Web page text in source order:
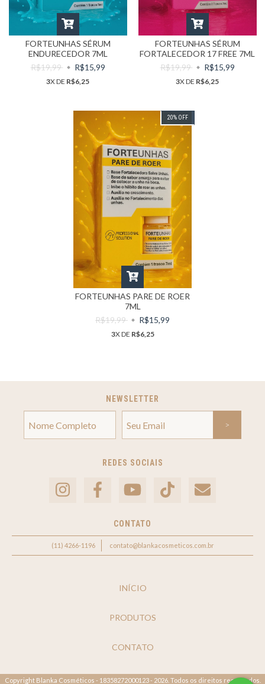
FORTEUNHAS SÉRUM
ENDURECEDOR 7ML
R$19,99
R$15,99
3X DE R$6,25
FORTEUNHAS SÉRUM
FORTALECEDOR 17 FREE 7ML
R$19,99
R$15,99
3X DE R$6,25
20% OFF
FORTEUNHAS PARE DE ROER
7ML
R$19,99
R$15,99
3X DE R$6,25
NEWSLETTER
REDES SOCIAIS
CONTATO
(11) 4266-1196 contato@blankacosmeticos.com.br
INÍCIO
PRODUTOS
CONTATO
Copyright Blanka Cosméticos - 18358272000123 - 2026. Todos os direitos reservados.